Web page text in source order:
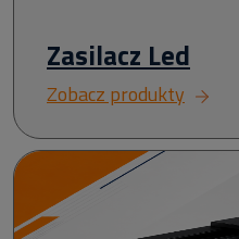
Zasilacz Led
Zobacz produkty